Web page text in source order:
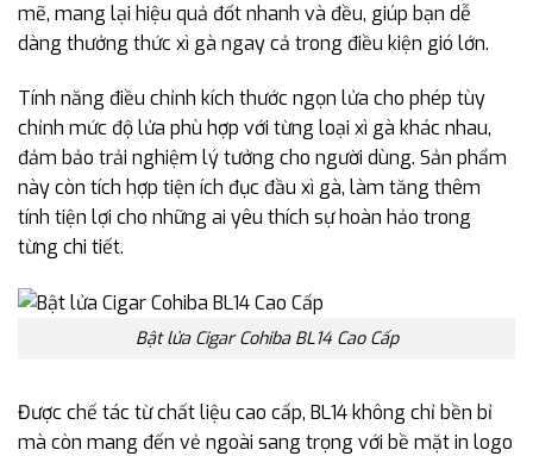
mẽ, mang lại hiệu quả đốt nhanh và đều, giúp bạn dễ
dàng thưởng thức xì gà ngay cả trong điều kiện gió lớn.
Tính năng điều chỉnh kích thước ngọn lửa cho phép tùy
chỉnh mức độ lửa phù hợp với từng loại xì gà khác nhau,
đảm bảo trải nghiệm lý tưởng cho người dùng. Sản phẩm
này còn tích hợp tiện ích đục đầu xì gà, làm tăng thêm
tính tiện lợi cho những ai yêu thích sự hoàn hảo trong
từng chi tiết.
Bật lửa Cigar Cohiba BL14 Cao Cấp
Được chế tác từ chất liệu cao cấp, BL14 không chỉ bền bỉ
mà còn mang đến vẻ ngoài sang trọng với bề mặt in logo